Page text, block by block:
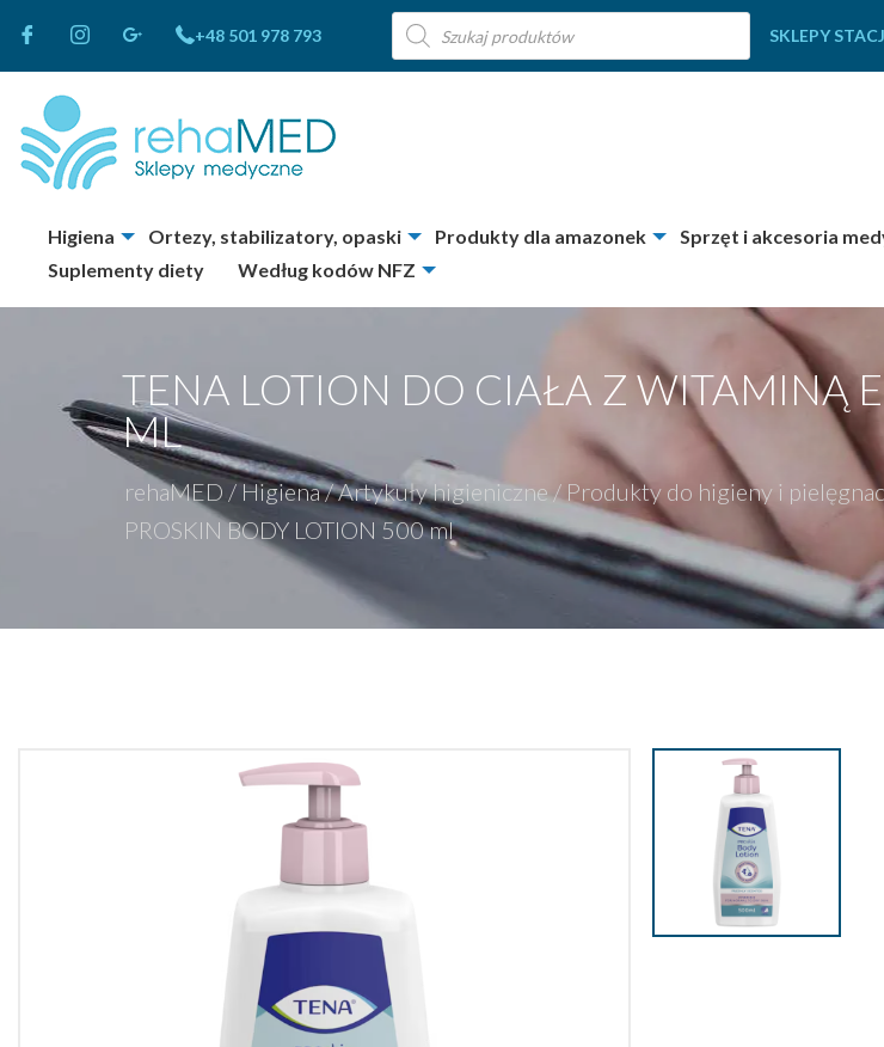
+48 501 978 793
Wyszukiwarka
produktów
SKLEPY
Higiena Ortezy, stabilizatory, opaski Produkty dla amazonek Sprzęt i akcesoria
Suplementy diety
Według kodów NFZ
TENA LOTION DO CIAŁA Z WITAMINĄ
ML
rehaMED /Higiena/Artykuły higieniczne / Produkty do higieny i
PROSKIN BODY LOTION 500 ml